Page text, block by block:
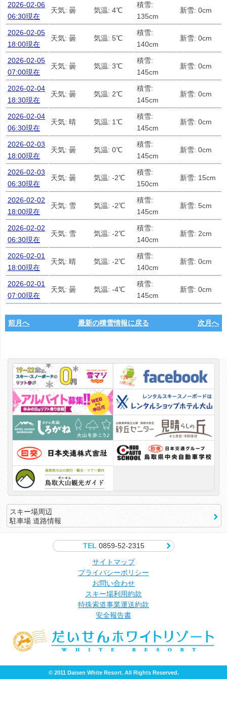
2026-02-06
06:30現在
天気: 曇 気温: 4℃
積雪:
135cm
新雪: 0cm
2026-02-05
18:00現在
天気: 曇 気温: 5℃
積雪:
140cm
新雪: 0cm
2026-02-05
07:00現在
天気: 曇 気温: 3℃
積雪:
145cm
新雪: 0cm
2026-02-04
18:30現在
天気: 曇 気温: 2℃
積雪:
145cm
新雪: 0cm
2026-02-04
06:30現在
天気: 晴 気温: 1℃
積雪:
145cm
新雪: 0cm
2026-02-03
18:00現在
天気: 曇 気温: 0℃
積雪:
145cm
新雪: 0cm
2026-02-03
06:30現在
天気: 曇 気温: -2℃
積雪:
150cm
新雪: 15cm
2026-02-02
18:00現在
天気: 雪 気温: -2℃
積雪:
145cm
新雪: 5cm
2026-02-02
06:30現在
天気: 雪 気温: -2℃
積雪:
140cm
新雪: 2cm
2026-02-01
18:00現在
天気: 晴 気温: -2℃
積雪:
140cm
新雪: 0cm
2026-02-01
07:00現在
天気: 曇 気温: -4℃
積雪:
145cm
新雪: 0cm
前月へ 最新の積雪情報に戻る 次月へ
スキー場周辺
駐車場 道路情報
TEL0859-52-2315
サイトマップ
プライバシーポリシー
お問い合わせ
スキー場利用約款
特殊索道事業運送約款
安全報告書
© 2011 Daisen White Resort. All Rights Reserved.